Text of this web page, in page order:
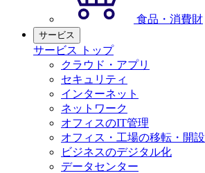
食品・消費財
サービス
サービス トップ
クラウド・アプリ
セキュリティ
インターネット
ネットワーク
オフィスのIT管理
オフィス・工場の移転・開設
ビジネスのデジタル化
データセンター